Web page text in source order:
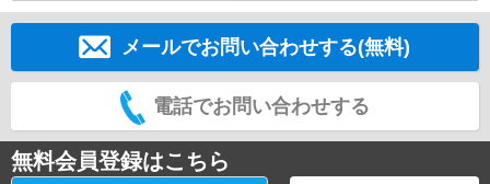
メールでお問い合わせする(無料)
電話でお問い合わせする
無料会員登録はこちら